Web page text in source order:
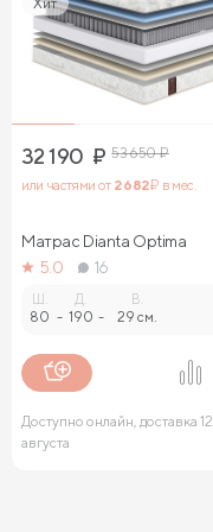
32 190 ₽ 53 650₽
или частями от 2 682₽ в мес.
Матрас Dianta Optima
5.0
16
Ш.
80 -
Д.
190 -
В.
29 см.
Доступно онлайн, доставка 12
августа